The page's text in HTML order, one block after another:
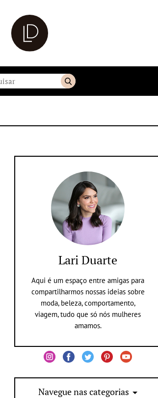
Lari Duarte
Aqui é um espaço entre amigas para
compartilharmos nossas ideias sobre
moda, beleza, comportamento,
viagem, tudo que só nós mulheres
amamos.
Navegue nas categorias